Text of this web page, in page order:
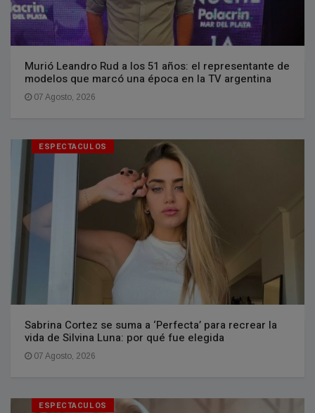
Murió Leandro Rud a los 51 años: el representante de
modelos que marcó una época en la TV argentina
07 Agosto, 2026
ESPECTACULOS
Sabrina Cortez se suma a ‘Perfecta’ para recrear la
vida de Silvina Luna: por qué fue elegida
07 Agosto, 2026
ESPECTACULOS